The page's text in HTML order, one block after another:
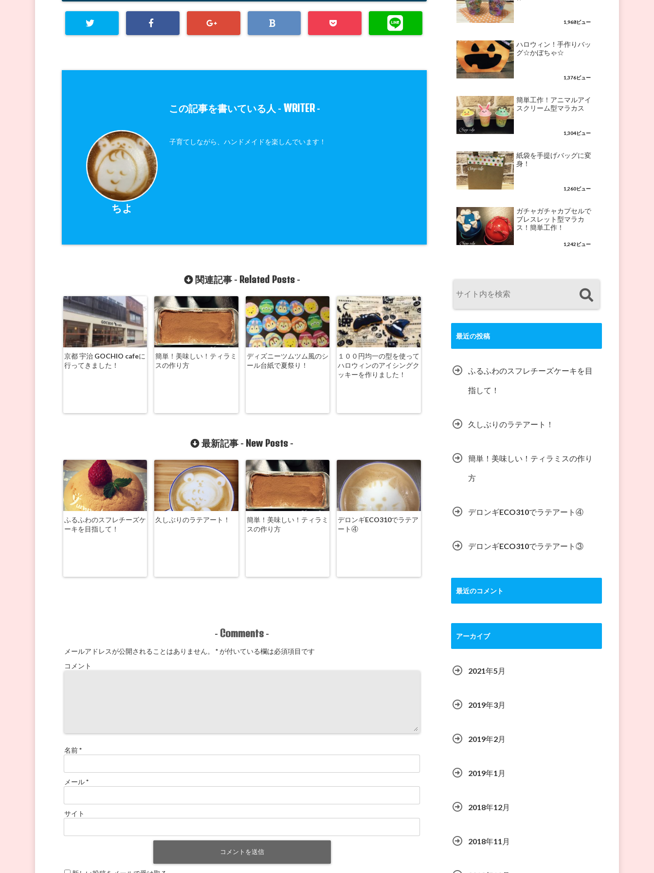
この記事を書いている人 - WRITER-
ちよ
子育てしながら、ハンドメイドを楽しんでいます！
関連記事 - Related Posts-
京都 宇治 GOCHIO cafeに
行ってきました！
簡単！美味しい！ティラミ
スの作り方
ディズニーツムツム風のシ
ール台紙で夏祭り！
１００円均一の型を使って
ハロウィンのアイシングク
ッキーを作りました！
最新記事 - New Posts -
ふるふわのスフレチーズケ
ーキを目指して！
久しぶりのラテアート！
簡単！美味しい！ティラミ
スの作り方
デロンギECO310でラテア
ート④
- Comments -
メールアドレスが公開されることはありません。 *が付いている欄は必須項目です
コメント
名前*
メール*
サイト
1,968ビュー
ハロウィン！手作りバッ
グ☆かぼちゃ☆
1,376ビュー
簡単工作！アニマルアイ
スクリーム型マラカス
1,304ビュー
紙袋を手提げバッグに変
身！
1,260ビュー
ガチャガチャカプセルで
ブレスレット型マラカ
ス！簡単工作！
1,242ビュー
最近の投稿
ふるふわのスフレチーズケーキを目
指して！
久しぶりのラテアート！
簡単！美味しい！ティラミスの作り
方
デロンギECO310でラテアート④
デロンギECO310でラテアート③
最近のコメント
アーカイブ
2021年5月
2019年3月
2019年2月
2019年1月
2018年12月
2018年11月